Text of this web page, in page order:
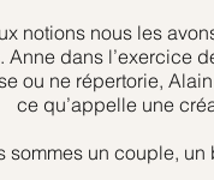
notions nous les
Anne dans l’exercice
ou ne répertorie,
ce qu’appelle une
sommes un couple, un